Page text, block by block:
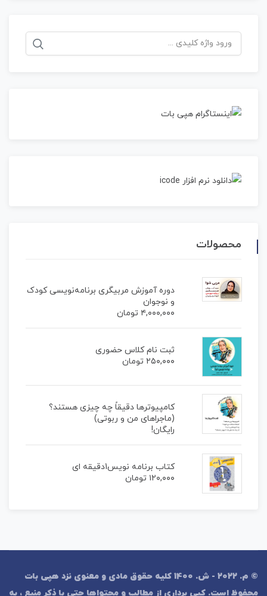
جستجو
برای:
محصولات
دوره آموزش مربیگری برنامه‌نویسی کودک
و نوجوان
۴,۰۰۰,۰۰۰ تومان
ثبت نام کلاس حضوری
۲۵۰,۰۰۰ تومان
کامپیوترها دقیقاً چه چیزی هستند؟
(ماجراهای من و ربوتی)
رایگان!
کتاب برنامه نویس1دقیقه ای
۱۲۰,۰۰۰ تومان
© م. 2022 - ش. 1400 کلیه حقوق مادی و معنوی نزد هپی بات
محفوظ است. کپی برداری از مطالب و محتواها حتی با ذکر منبع ، به